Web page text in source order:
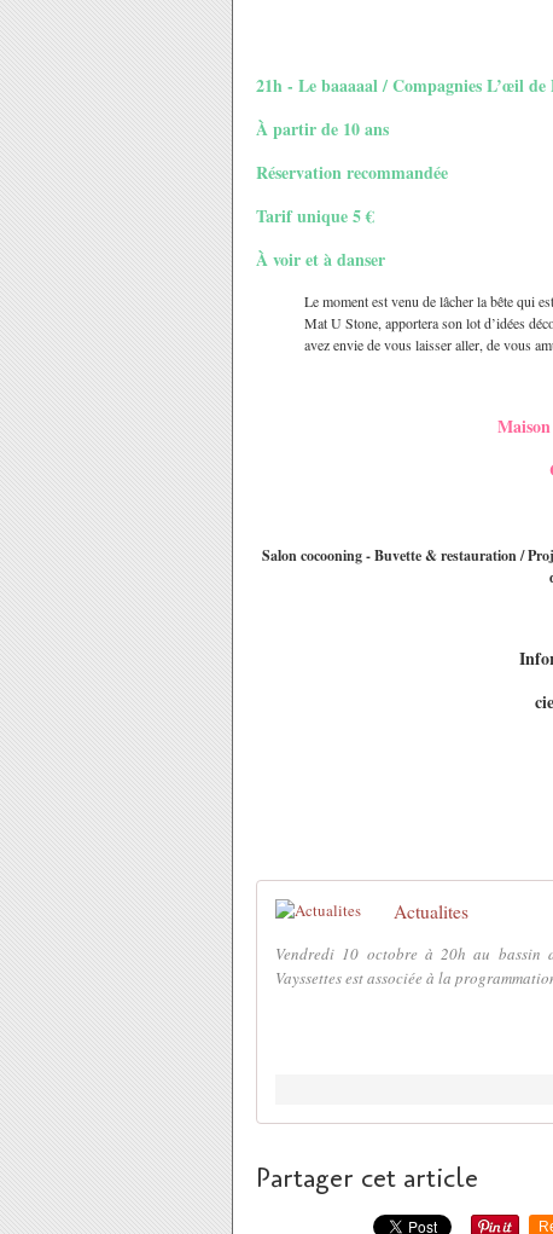
21h - Le baaaaal / Compagnies L’œil
À partir de 10 ans
Réservation recommandée
Tarif unique 5 €
À voir et à danser
Le moment est venu de lâcher la bête qui
Mat U Stone, apportera son lot d’idées
avez envie de vous laisser aller, de vous
Salon cocooning - Buvette & restauration /
Actualites
Vendredi 10 octobre à 20h au
Vayssettes est associée à la
Partager cet article